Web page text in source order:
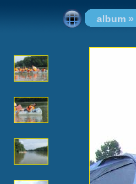
album »